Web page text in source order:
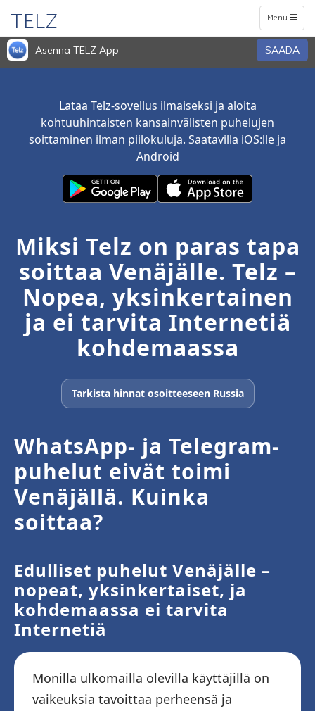
Toggle
navigation
Menu
TELZ
Asenna TELZ App SAADA
Lataa Telz-sovellus ilmaiseksi ja aloita
kohtuuhintaisten kansainvälisten puhelujen
soittaminen ilman piilokuluja. Saatavilla iOS:lle ja
Android
Miksi Telz on paras tapa
soittaa Venäjälle. Telz –
Nopea, yksinkertainen
ja ei tarvita Internetiä
kohdemaassa
Tarkista hinnat osoitteeseen Russia
WhatsApp- ja Telegram-
puhelut eivät toimi
Venäjällä. Kuinka
soittaa?
Edulliset puhelut Venäjälle –
nopeat, yksinkertaiset, ja
kohdemaassa ei tarvita
Internetiä
Monilla ulkomailla olevilla käyttäjillä on
vaikeuksia tavoittaa perheensä ja